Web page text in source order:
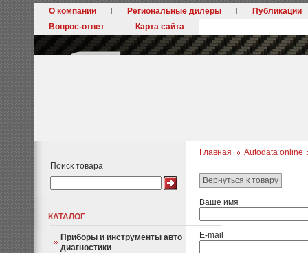
О компании Региональные дилеры
Публикации
Вопрос-ответ
Карта сайта
Поиск товара
КАТАЛОГ
Приборы и инструменты авто
диагностики
Главная Autodata online
Вернуться к товару
Ваше имя
E-mail